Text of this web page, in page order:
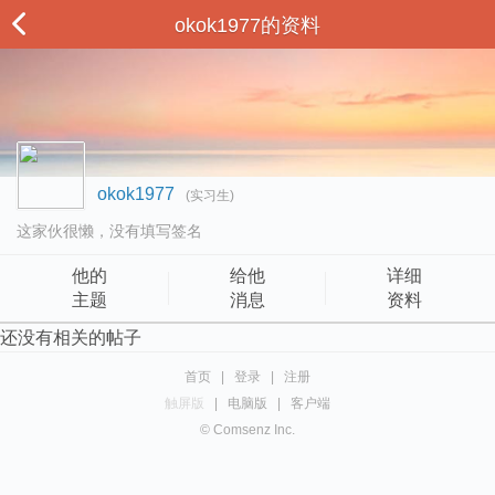
okok1977的资料
okok1977 (实习生)
这家伙很懒，没有填写签名
他的
主题
给他
消息
详细
资料
还没有相关的帖子
首页 登录
注册
触屏版
电脑版
客户端
© Comsenz Inc.